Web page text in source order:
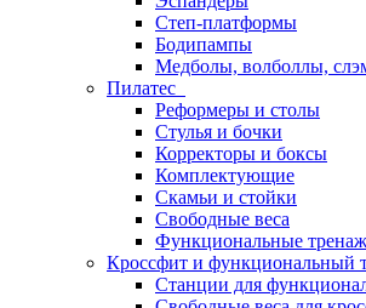
Степ-платформы
Бодипампы
Медболы, волболлы,
Пилатес
Реформеры и столы
Стулья и бочки
Корректоры и боксы
Комплектующие
Скамьи и стойки
Свободные веса
Функциональные
Кроссфит и функциональный
Станции для